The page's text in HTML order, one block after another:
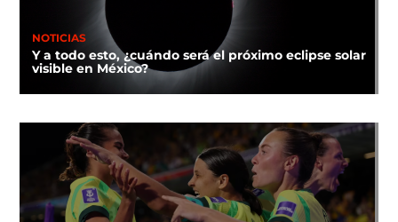
NOTICIAS
Y a todo esto, ¿cuándo será el próximo eclipse solar
visible en México?